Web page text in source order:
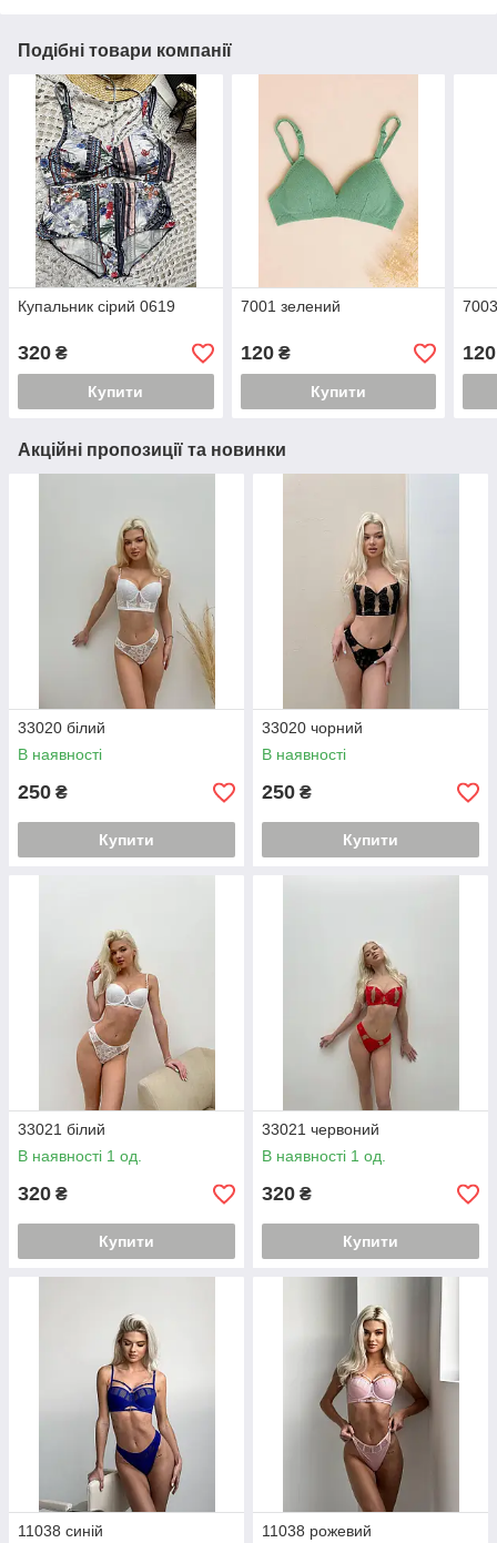
Подібні товари компанії
Купальник сірий 0619
320 ₴
Купити
7001 зелений
120₴
Купити
120
Акційні пропозиції та новинки
33020 білий
В наявності
250 ₴
Купити
33020 чорний
В наявності
250 ₴
Купити
33021 білий
В наявності 1 од.
320 ₴
Купити
33021 червоний
В наявності 1 од.
320 ₴
Купити
11038 синій
11038 рожевий